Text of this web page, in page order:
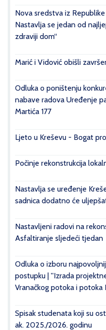
Nova sredstva iz
Nastavlja se jedan od
zdraviji dom“
Marić i Vidović obišli
Odluka o poništenju
nabave radova Uređenje
Martića 177
Ljeto u Kreševu - Bogat
Počinje rekonstrukcija
Nastavlja se uređenje
sadnica dodatno će
Nastavljeni radovi na
Asfaltiranje sljedeći tjedan
Odluka o izboru
postupku | ''Izrada
Vranačkog potoka i potoka
Spisak studenata koji su
ak. 2025./2026. godinu